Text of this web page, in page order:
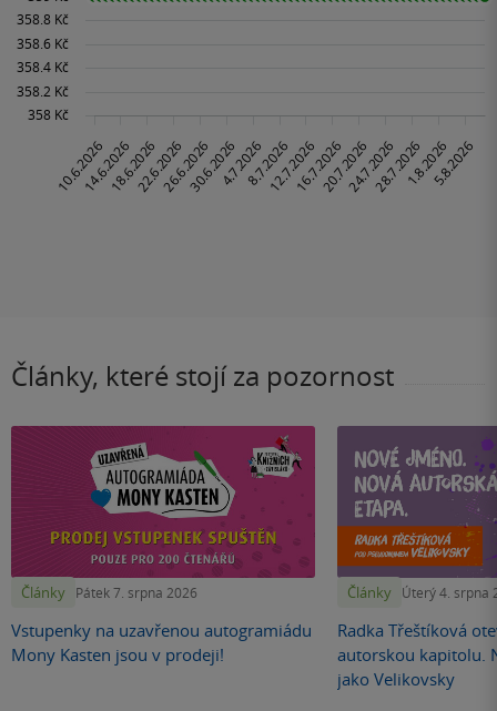
Články, které stojí za pozornost
Články Pátek 7. srpna 2026
Vstupenky na uzavřenou autogramiádu
Mony Kasten jsou v prodeji!
Články Úterý 4. srpna
Radka Třeštíková
autorskou kapitolu.
jako Velikovsky